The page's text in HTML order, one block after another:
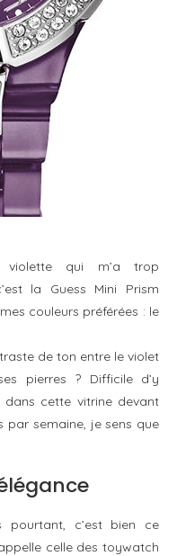
violette qui m’a trop
la Guess Mini Prism
couleurs préférées : le
de ton entre le violet
pierres ? Difficile d’y
cette vitrine devant
par semaine, je sens que
pourtant, c’est bien ce
celle des toywatch